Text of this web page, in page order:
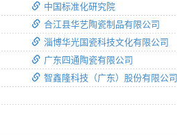
中国标准化研究院
合江县华艺陶瓷制品有限公司
淄博华光国瓷科技文化有限公司
广东四通陶瓷有限公司
智鑫隆科技（广东）股份有限公司